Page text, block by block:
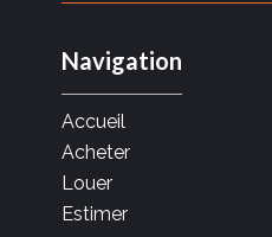
Navigation
Accueil
Acheter
Louer
Estimer